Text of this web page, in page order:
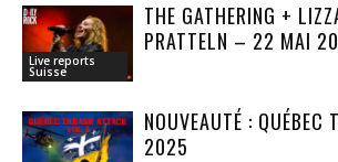
Live reports
Suisse
THE GATHERING +
PRATTELN – 22 MAI
NOUVEAUTÉ : QUÉBEC
2025